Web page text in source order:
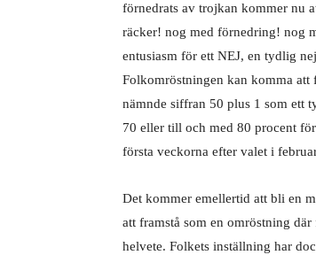
förnedrats av trojkan kommer nu
räcker! nog med förnedring! nog
entusiasm för ett NEJ, en tydlig
Folkomröstningen kan komma att
nämnde siffran 50 plus 1 som ett
70 eller till och med 80 procent
första veckorna efter valet i
Det kommer emellertid att bli en
att framstå som en omröstning
helvete. Folkets inställning har